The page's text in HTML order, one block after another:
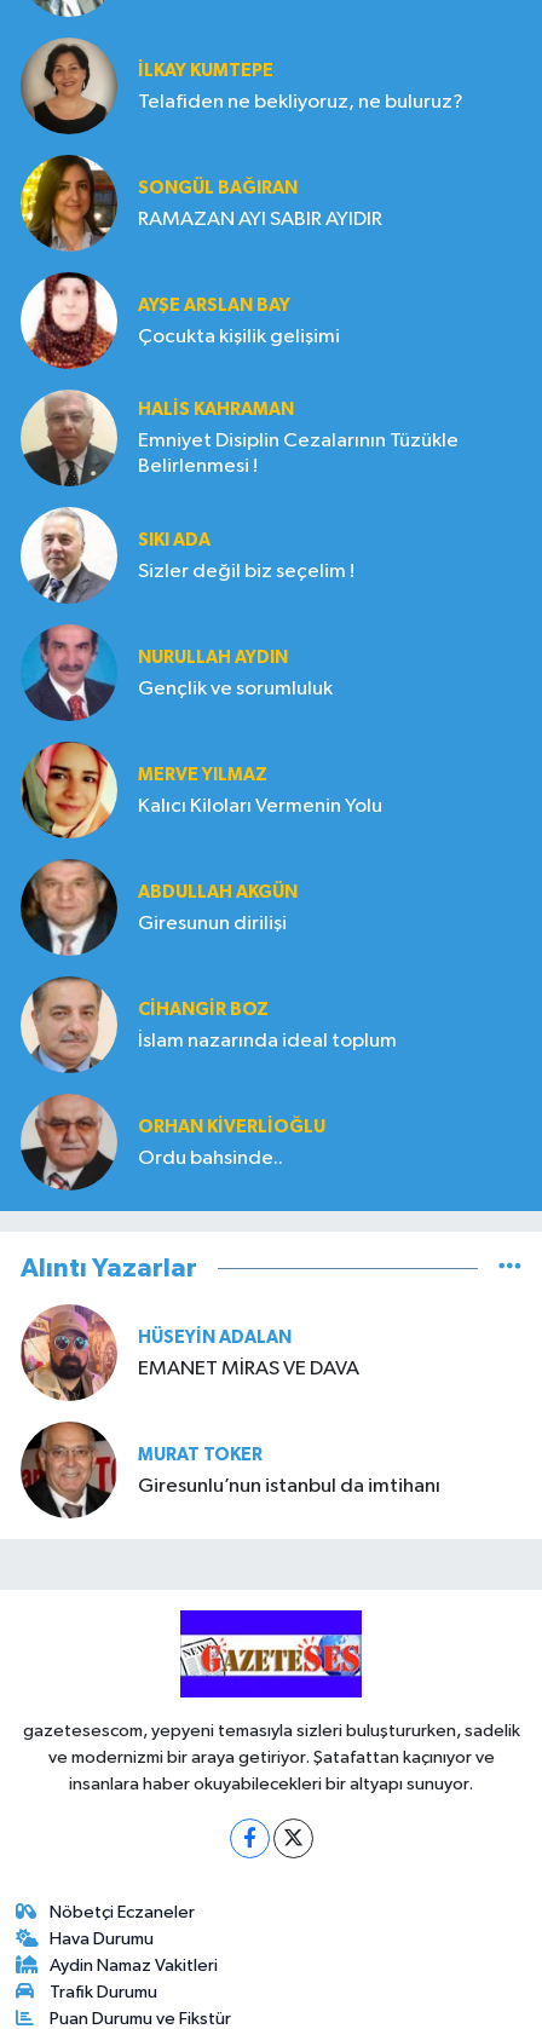
İLKAY KUMTEPE
Telafiden ne bekliyoruz, ne buluruz?
SONGÜL BAĞIRAN
RAMAZAN AYI SABIR AYIDIR
AYŞE ARSLAN BAY
Çocukta kişilik gelişimi
HALIS KAHRAMAN
Emniyet Disiplin Cezalarının Tüzükle
Belirlenmesi !
SIKI ADA
Sizler değil biz seçelim !
NURULLAH AYDIN
Gençlik ve sorumluluk
MERVE YILMAZ
Kalıcı Kiloları Vermenin Yolu
ABDULLAH AKGÜN
Giresunun dirilişi
CIHANGIR BOZ
İslam nazarında ideal toplum
ORHAN KIVERLIOĞLU
Ordu bahsinde..
Alıntı Yazarlar
HÜSEYIN ADALAN
EMANET MİRAS VE DAVA
MURAT TOKER
Giresunlu’nun istanbul da imtihanı
gazetesescom, yepyeni temasıyla sizleri buluştururken, sadelik
ve modernizmi bir araya getiriyor. Şatafattan kaçınıyor ve
insanlara haber okuyabilecekleri bir altyapı sunuyor.
Nöbetçi Eczaneler
Hava Durumu
Aydin Namaz Vakitleri
Trafik Durumu
Puan Durumu ve Fikstür